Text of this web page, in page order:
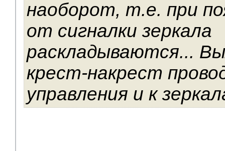
наоборот, т.е. при
от сигналки зеркала
раскладываются...
крест-накрест
управления и к